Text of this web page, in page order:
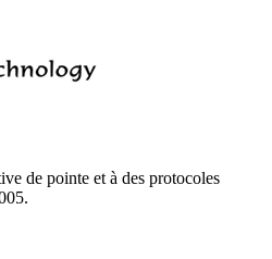
de pointe et à des protocoles